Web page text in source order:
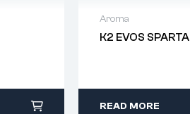
Aroma
K2 EVOS SPARTA
READ MORE